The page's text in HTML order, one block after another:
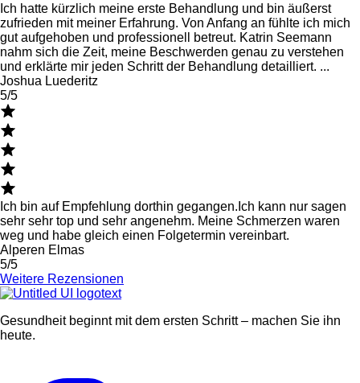
Ich hatte kürzlich meine erste Behandlung und bin äußerst
zufrieden mit meiner Erfahrung. Von Anfang an fühlte ich mich
gut aufgehoben und professionell betreut. Katrin Seemann
nahm sich die Zeit, meine Beschwerden genau zu verstehen
und erklärte mir jeden Schritt der Behandlung detailliert. ...
Joshua Luederitz
5/5
Ich bin auf Empfehlung dorthin gegangen.Ich kann nur sagen
sehr sehr top und sehr angenehm. Meine Schmerzen waren
weg und habe gleich einen Folgetermin vereinbart.
Alperen Elmas
5/5
Weitere Rezensionen
Gesundheit beginnt mit dem ersten Schritt – machen Sie ihn
heute.